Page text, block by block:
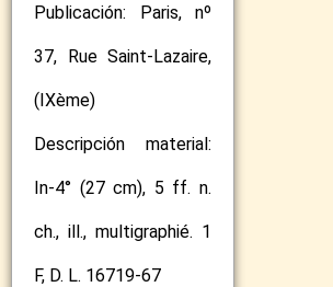
Publicación: Paris, nº
37, Rue Saint-Lazaire,
(IXème)
Descripción material:
In-4° (27 cm), 5 ff. n.
ch., ill., multigraphié. 1
F, D. L. 16719-67